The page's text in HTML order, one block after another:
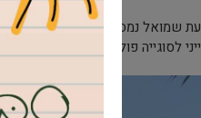
שמואל נמסר כי “ההחלטה החד
לסוגייה פוליטית.”